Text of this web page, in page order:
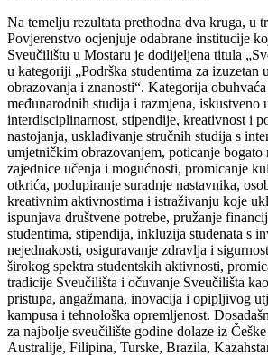
Na temelju rezultata prethodna dva kruga, u
Povjerenstvo ocjenjuje odabrane institucije
Sveučilištu u Mostaru je dodijeljena titula
u kategoriji „Podrška studentima za izuzetan
obrazovanja i znanosti“. Kategorija
međunarodnih studija i razmjena, iskustveno
interdisciplinarnost, stipendije, kreativnost i
nastojanja, usklađivanje stručnih studija s
umjetničkim obrazovanjem, poticanje
zajednice učenja i mogućnosti, promicanje
otkrića, podupiranje suradnje nastavnika,
kreativnim aktivnostima i istraživanju koje
ispunjava društvene potrebe, pružanje
studentima, stipendija, inkluzija studenata s
nejednakosti, osiguravanje zdravlja i
širokog spektra studentskih aktivnosti,
tradicije Sveučilišta i očuvanje Sveučilišta
pristupa, angažmana, inovacija i opipljivog
kampusa i tehnološka opremljenost.
za najbolje sveučilište godine dolaze iz
Australije, Filipina, Turske, Brazila,